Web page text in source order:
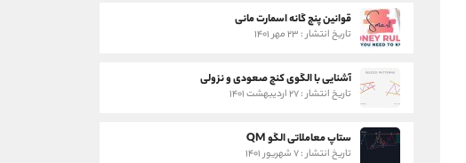
قوانین پنج گانه اسمارت مانی
تاریخ انتشار : ۲۳ مهر ۱۴۰۱
آشنایی با الگوی کنج صعودی و نزولی
تاریخ انتشار : ۲۷ اردیبهشت ۱۴۰۱
ستاپ معاملاتی الگو QM
تاریخ انتشار : ۷ شهریور ۱۴۰۱